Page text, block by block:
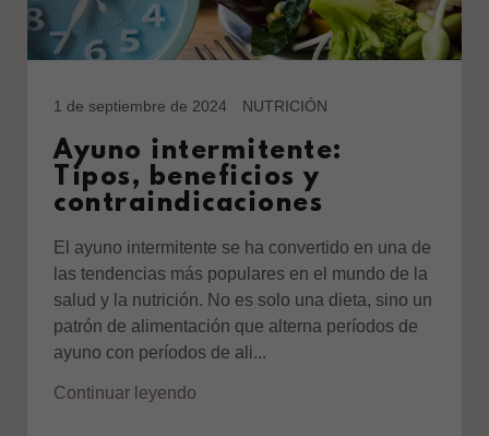
1 de septiembre de 2024 NUTRICIÓN
Ayuno intermitente:
Tipos, beneficios y
contraindicaciones
El ayuno intermitente se ha convertido en una de
las tendencias más populares en el mundo de la
salud y la nutrición. No es solo una dieta, sino un
patrón de alimentación que alterna períodos de
ayuno con períodos de ali...
Continuar leyendo